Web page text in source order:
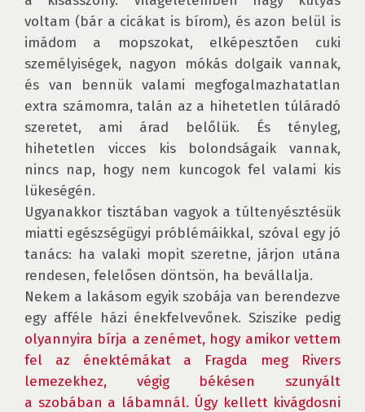
voltam (bár a cicákat is bírom), és azon belül is
imádom a mopszokat, elképesztően cuki
személyiségek, nagyon mókás dolgaik vannak,
és van bennük valami megfogalmazhatatlan
extra számomra, talán az a hihetetlen túláradó
szeretet, ami árad belőlük. És tényleg,
hihetetlen vicces kis bolondságaik vannak,
nincs nap, hogy nem kuncogok fel valami kis
lükeségén.
Ugyanakkor tisztában vagyok a túltenyésztésük
miatti egészségügyi próblémáikkal, szóval egy jó
tanács: ha valaki mopit szeretne, járjon utána
rendesen, felelősen döntsön, ha bevállalja.
Nekem a lakásom egyik szobája van berendezve
olyannyira bírja a zenémet, hogy amikor vettem
fel az énektémákat a Fragda meg Rivers
lemezekhez, végig békésen szunyált
a szobában a lábamnál. Úgy kellett kivágdosni